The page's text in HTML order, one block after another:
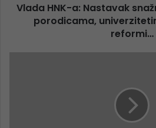
Vlada HNK-a: Nastavak
porodicama,
reformi…